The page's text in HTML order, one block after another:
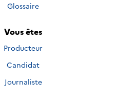
Glossaire
Vous êtes
Producteur
Candidat
Journaliste